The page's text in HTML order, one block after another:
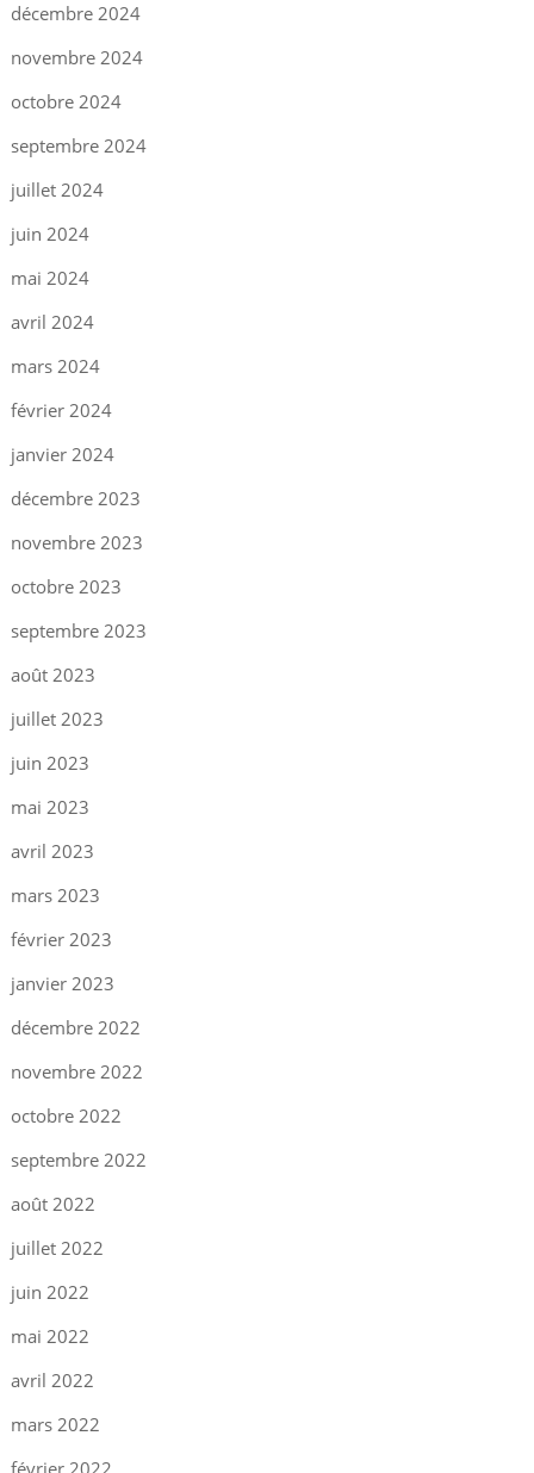
décembre 2024
novembre 2024
octobre 2024
septembre 2024
juillet 2024
juin 2024
mai 2024
avril 2024
mars 2024
février 2024
janvier 2024
décembre 2023
novembre 2023
octobre 2023
septembre 2023
août 2023
juillet 2023
juin 2023
mai 2023
avril 2023
mars 2023
février 2023
janvier 2023
décembre 2022
novembre 2022
octobre 2022
septembre 2022
août 2022
juillet 2022
juin 2022
mai 2022
avril 2022
mars 2022